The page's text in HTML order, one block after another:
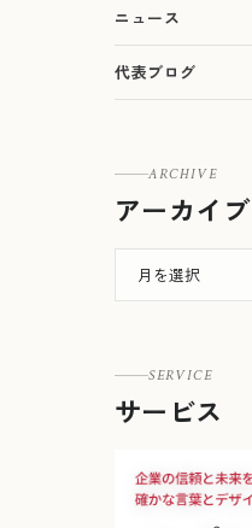
ニュース
代表ブログ
ARCHIVE
アーカイブ
SERVICE
サービス